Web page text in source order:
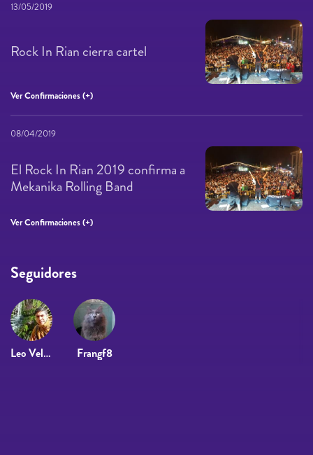
13/05/2019
Rock In Rian cierra cartel
Ver Confirmaciones (+)
08/04/2019
El Rock In Rian 2019 confirma a
Mekanika Rolling Band
Ver Confirmaciones (+)
Seguidores
Leo Velay Frangf8